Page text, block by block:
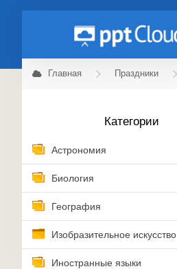
Главная Праздники
Категории
Астрономия
Биология
География
Изобразительное искусство
Иностранные языки